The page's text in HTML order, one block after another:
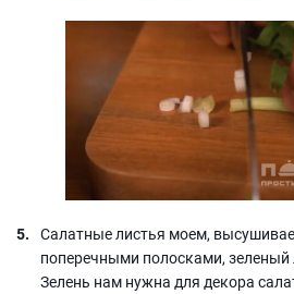
Салатные листья моем,
поперечными полосками,
Зелень нам нужна для декора